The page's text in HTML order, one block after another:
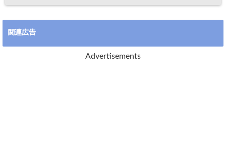
関連広告
Advertisements